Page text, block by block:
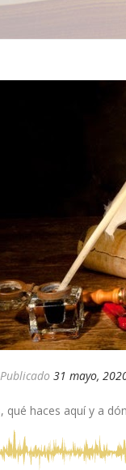
Publicado 31 mayo,
qué haces aquí y a